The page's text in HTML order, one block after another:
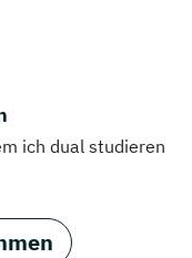
ich dual studieren